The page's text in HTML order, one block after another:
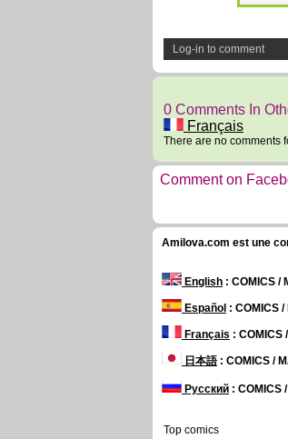
Log-in to comment
0 Comments In
Français
There are no comments
Comment on
Amilova.com est une
English : COMICS /
Español : COMICS
Français : COMICS
日本語: COMICS /
Русский : COMICS
Top comics